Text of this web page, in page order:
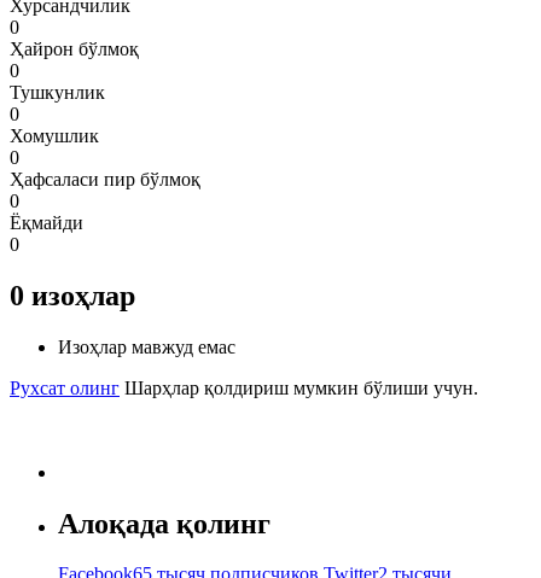
Хурсандчилик
0
Ҳайрон бўлмоқ
0
Тушкунлик
0
Хомушлик
0
Ҳафсаласи пир бўлмоқ
0
Ёқмайди
0
0 изоҳлар
Изоҳлар мавжуд емас
Рухсат олинг Шарҳлар қолдириш мумкин бўлиши учун.
Алоқада қолинг